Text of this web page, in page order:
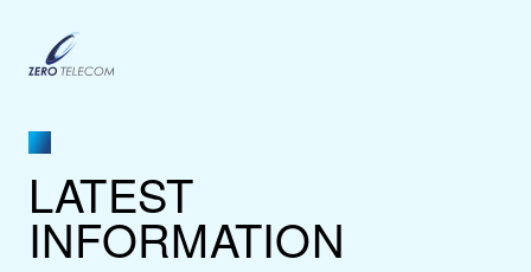
LATEST
INFORMATION